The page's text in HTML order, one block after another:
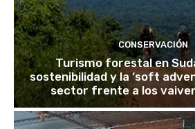
CONSERVACIÓN
Turismo forestal en
sostenibilidad y la ‘soft
sector frente a los